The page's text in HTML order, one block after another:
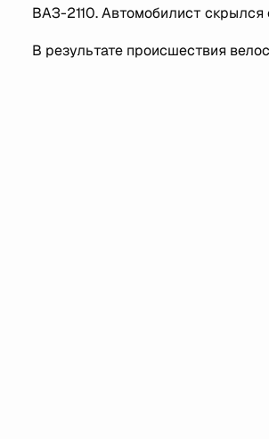
ВАЗ-2110. Автомобилист
В результате происшествия